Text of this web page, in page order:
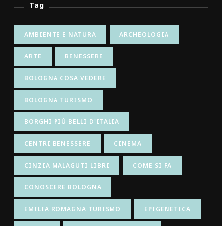
Tag
AMBIENTE E NATURA ARCHEOLOGIA
ARTE BENESSERE
BOLOGNA COSA VEDERE
BOLOGNA TURISMO
BORGHI PIÙ BELLI D'ITALIA
CENTRI BENESSERE CINEMA
CINZIA MALAGUTI LIBRI COME SI FA
CONOSCERE BOLOGNA
EMILIA ROMAGNA TURISMO EPIGENETICA